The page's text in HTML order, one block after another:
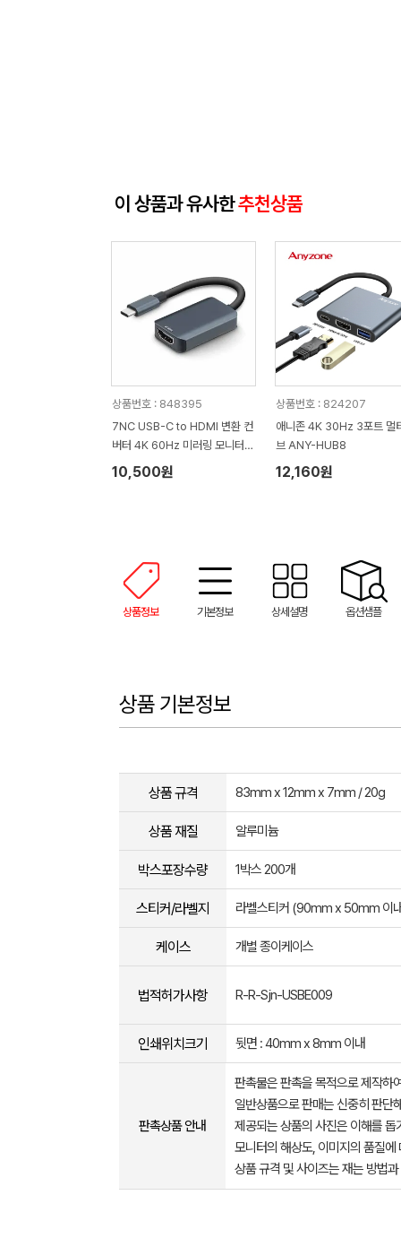
이 상품과 유사한추천상품
상품번호 : 848395
7NC USB-C to HDMI 변환 컨
버터 4K 60Hz 미러링 모니터확
장 멀티허브 NCH-703
10,500원
상품번호 : 824207
애니존 4K 30Hz 3포트 멀
브 ANY-HUB8
12,160원
상품정보 기본정보 상세설명 옵션샘플
상품 기본정보
상품 규격 83mm x 12mm x 7mm / 20g
상품 재질 알루미늄
박스포장수량 1박스 200개
스티커/라벨지 라벨스티커 (90mm x 50mm 이
케이스 개별 종이케이스
법적허가사항 R-R-Sjn-USBE009
인쇄위치크기 뒷면 : 40mm x 8mm 이내
판촉상품 안내
판촉물은 판촉을 목적으로 제작하
일반상품으로 판매는 신중히 판단
제공되는 상품의 사진은 이해를
모니터의 해상도, 이미지의 품질
상품 규격 및 사이즈는 재는 방법